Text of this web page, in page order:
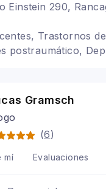
Einstein 290,
Trastornos
postraumático,
Gramsch
(6)
mí Evaluaciones